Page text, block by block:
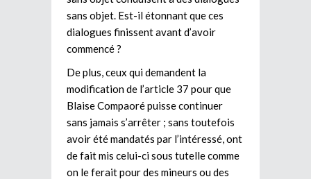
sans objet. Est-il étonnant que ces
dialogues finissent avant d’avoir
commencé ?
De plus, ceux qui demandent la
modification de l’article 37 pour que
Blaise Compaoré puisse continuer
sans jamais s’arrêter ; sans toutefois
avoir été mandatés par l’intéressé, ont
de fait mis celui-ci sous tutelle comme
on le ferait pour des mineurs ou des